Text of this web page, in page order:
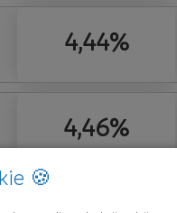
4,44%
4,46%
🍪